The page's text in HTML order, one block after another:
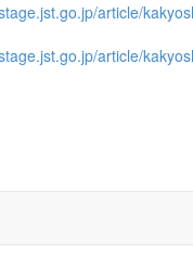
article/
article/